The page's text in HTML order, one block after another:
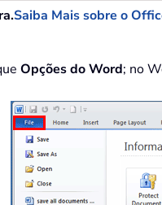
Saiba Mais sobre o
Opções do Word; no